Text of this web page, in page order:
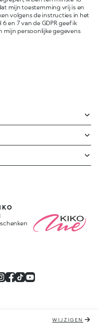
mijn toestemming vrij is en
volgens de instructies in het
en 7 van de GDPR geef ik
persoonlijke gegevens
WIJZIGEN